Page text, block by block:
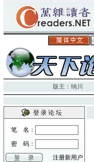
版主： 纳川
登 录 论 坛
笔 名：
密 码：
注册新用户